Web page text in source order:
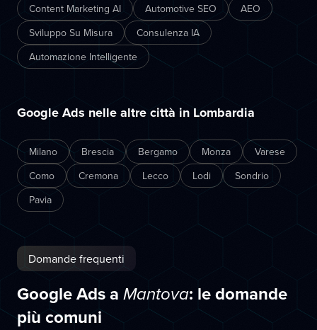
Content Marketing AI Automotive SEO
AEO
Sviluppo Su Misura
Consulenza IA
Automazione Intelligente
Google Ads nelle altre città in Lombardia
Milano Brescia Bergamo Monza
Varese
Como
Cremona Lecco Lodi
Sondrio
Pavia
Domande frequenti
Google Ads a Mantova: le domande
più comuni